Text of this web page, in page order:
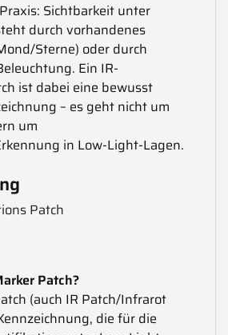
Sichtbarkeit unter
durch vorhandenes
Sterne) oder durch
Ein IR-
ist dabei eine bewusst
– es geht nicht um
um
in Low-Light-Lagen.
Patch
Patch?
(auch IR Patch/Infrarot
die für die